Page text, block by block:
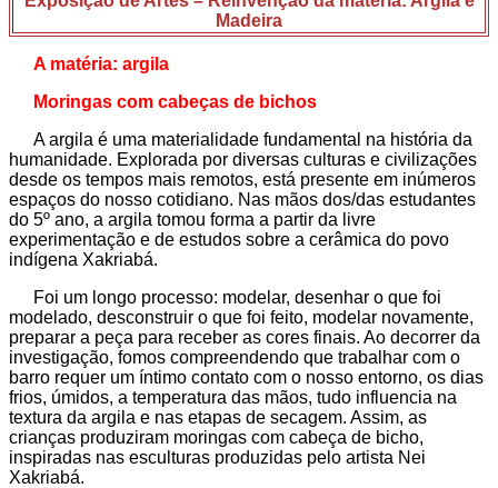
Madeira
A matéria: argila
Moringas com cabeças de bichos
A argila é uma materialidade fundamental na história da
humanidade. Explorada por diversas culturas e civilizações
desde os tempos mais remotos, está presente em inúmeros
espaços do nosso cotidiano. Nas mãos dos/das estudantes
do 5º ano, a argila tomou forma a partir da livre
experimentação e de estudos sobre a cerâmica do povo
indígena Xakriabá.
Foi um longo processo: modelar, desenhar o que foi
modelado, desconstruir o que foi feito, modelar novamente,
preparar a peça para receber as cores finais. Ao decorrer da
investigação, fomos compreendendo que trabalhar com o
barro requer um íntimo contato com o nosso entorno, os dias
frios, úmidos, a temperatura das mãos, tudo influencia na
textura da argila e nas etapas de secagem. Assim, as
crianças produziram moringas com cabeça de bicho,
inspiradas nas esculturas produzidas pelo artista Nei
Xakriabá.